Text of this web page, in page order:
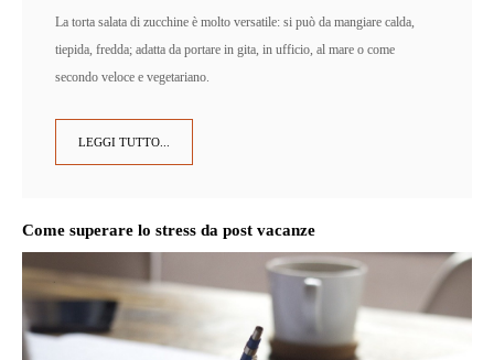
La torta salata di zucchine è molto versatile: si può da mangiare calda,
tiepida, fredda; adatta da portare in gita, in ufficio, al mare o come
secondo veloce e vegetariano.
LEGGI TUTTO...
Come superare lo stress da post vacanze